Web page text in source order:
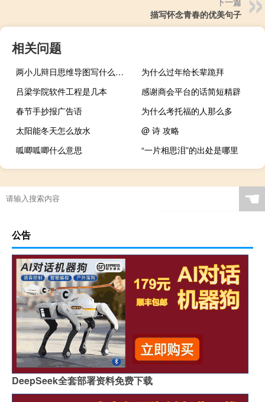
描写怀念青春的优美句子
相关问题
两小儿辩日思维导图写什么（两小儿辩日思维导图）
为什么过年给长辈跪拜
吕梁学院软件工程是几本
感谢商会平台的话简短精辟
春节手抄报广告语
为什么考托福的人那么多
太阳能冬天怎么放水
@ 诗 攻略
呱唧呱唧什么意思
“一片相思泪”的出处是哪里
☚
公告
DeepSeek全套部署资料免费下载